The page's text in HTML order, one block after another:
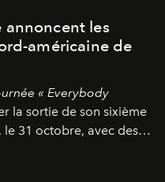
annoncent les
américaine de
« Everybody
la sortie de son sixième
, le 31 octobre, avec des
en avril prochain.